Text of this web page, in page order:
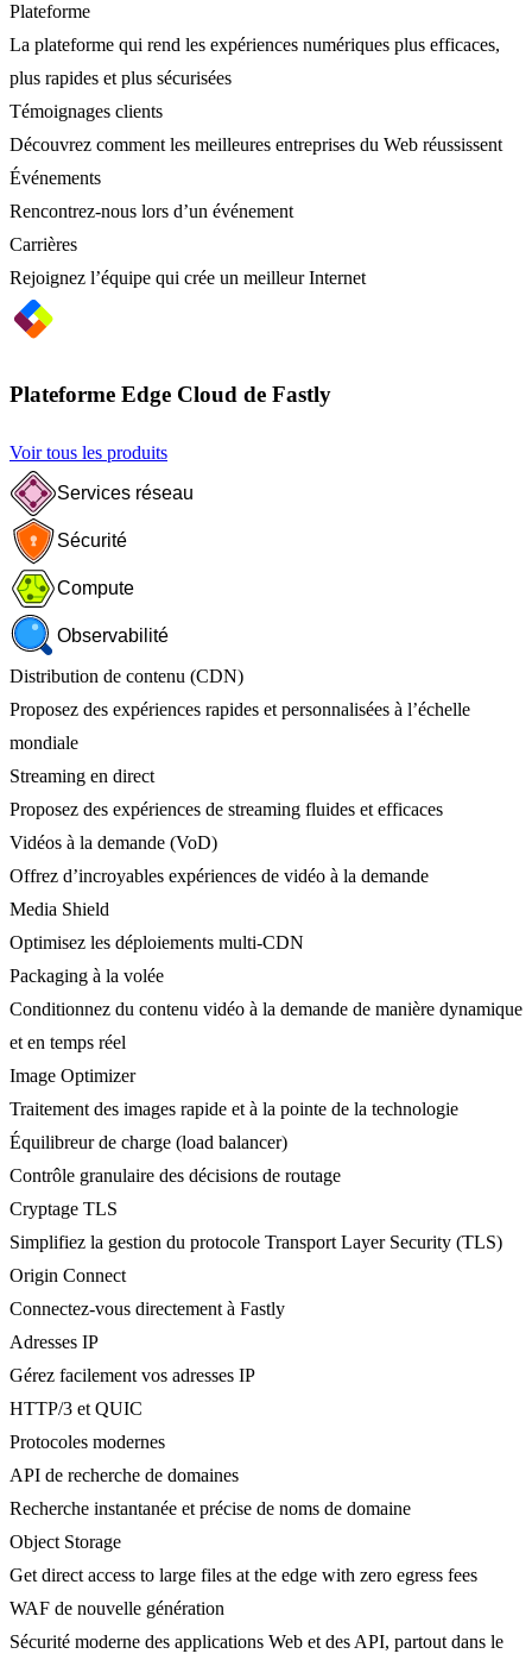
Plateforme
La plateforme qui rend les expériences numériques plus efficaces,
plus rapides et plus sécurisées
Témoignages clients
Découvrez comment les meilleures entreprises du Web réussissent
Événements
Rencontrez-nous lors d’un événement
Carrières
Rejoignez l’équipe qui crée un meilleur Internet
Plateforme Edge Cloud de Fastly
Voir tous les produits
Services réseau
Sécurité
Compute
Observabilité
Distribution de contenu (CDN)
Proposez des expériences rapides et personnalisées à l’échelle
mondiale
Streaming en direct
Proposez des expériences de streaming fluides et efficaces
Vidéos à la demande (VoD)
Offrez d’incroyables expériences de vidéo à la demande
Media Shield
Optimisez les déploiements multi-CDN
Packaging à la volée
Conditionnez du contenu vidéo à la demande de manière dynamique
et en temps réel
Image Optimizer
Traitement des images rapide et à la pointe de la technologie
Équilibreur de charge (load balancer)
Contrôle granulaire des décisions de routage
Cryptage TLS
Simplifiez la gestion du protocole Transport Layer Security (TLS)
Origin Connect
Connectez-vous directement à Fastly
Adresses IP
Gérez facilement vos adresses IP
HTTP/3 et QUIC
Protocoles modernes
API de recherche de domaines
Recherche instantanée et précise de noms de domaine
Object Storage
Get direct access to large files at the edge with zero egress fees
WAF de nouvelle génération
Sécurité moderne des applications Web et des API, partout dans le